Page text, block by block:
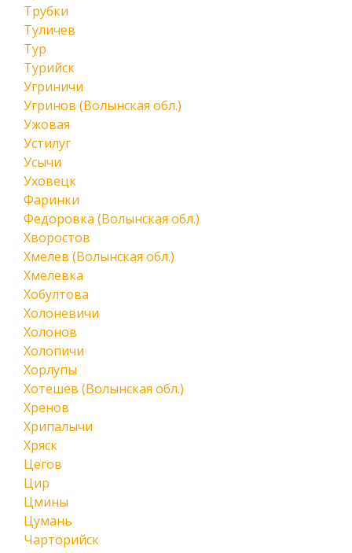
Трубки
Туличев
Тур
Турийск
Угриничи
Угринов (Волынская обл.)
Ужовая
Устилуг
Усычи
Уховецк
Фаринки
Федоровка (Волынская обл.)
Хворостов
Хмелев (Волынская обл.)
Хмелевка
Хобултова
Холоневичи
Холонов
Холопичи
Хорлупы
Хотешев (Волынская обл.)
Хренов
Хрипалычи
Хряск
Цегов
Цир
Цмины
Цумань
Чарторийск